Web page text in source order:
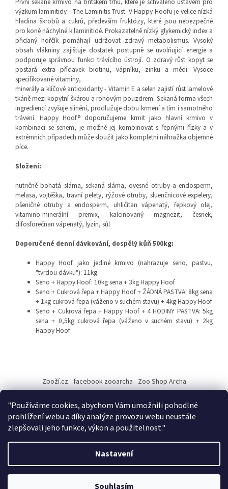
"Používáme cookies, abychom Vám umožnili pohodlné
prohlížení webu a díky analýze provozu webu neustále
zlepšovali jeho funkce, výkon a použitelnost."
Nastavení
Souhlasím
Při objednávce zboží na našem eshopu s osobním vyzvednutím na
prodejně v Kadani je důležité vyčkat na potvrzovací email od našeho
výzkum laminitidy - The Laminitis Trust. V Happy Hoofu je velice nízká
hladina škrobů a cukrů, především fruktózy, které jsou nebezpečné
pro koně náchylné k laminitidě. Prokazatelně nízký glykemický index a
přidaný hořčík pomáhají udržovat zdravý metabolismus. Vysoký
obsah vlákniny zajišťuje dostatek postupně se uvolňující energie a
podporuje správnou funkci trávícího ústrojí. O zdravý růst kopyt se
postará extra přídavek biotinu, vápníku, zinku a mědi. Vysoce
specifikované vitaminy,
minerály a klíčové antioxidanty - Vitamin E a selen zajistí růst lamelové
tkáně mezi kopytní škárou a rohovým pouzdrem. Sekaná forma všech
ingrediencí zvyšuje slinění, prodlužuje dobu krmení a tím i samotného
trávení. Happy Hoof® doporučujeme krmit jako hlavní krmivo v
kombinaci se senem, je možné jej kombinovat s řepnými řízky a v
extrémních případech může sloužit jako kompletní náhražka objemné
píce.
Složení:
nutričně bohatá sláma, sekaná sláma, ovesné otruby a endosperm,
melasa, vojtěška, travní pelety, rýžové otruby, sluenčnicové expelery,
pšeničné otruby a endosperm, uhličitan vápenatý, řepkový olej,
vitamino-minerální premix, kalcinovaný magnezit, česnek,
difosforečnan vápenatý, lyzin, sůl
Doporučené denní dávkování, dospělý kůň 500kg:
Happy Hoof jako jediné krmivo (nahrazuje seno, pastvu,
"tvrdou dávku"): 11kg
Seno + Happy Hoof: 10kg sena + 3kg Happy Hoof
Seno + Cukrová řepa + Happy Hoof + ŽÁDNÁ PASTVA: 8kg sena
+ 1kg cukrová řepa (váženo v suchém stavu) + 4kg Happy Hoof
Seno + Cukrová řepa + Happy Hoof + 4 HODINY PASTVA: 5kg
sena + 0,5kg cukrová řepa (váženo v suchém stavu) + 2kg
Happy Hoof
p
Zboží.cz facebook zooarcha Zoo Shop Archa
KRMIVA ENERGYS pro koně - GRANULE
Copyright 2026ZooArcha. Všechna práva vyhrazena.Upravit